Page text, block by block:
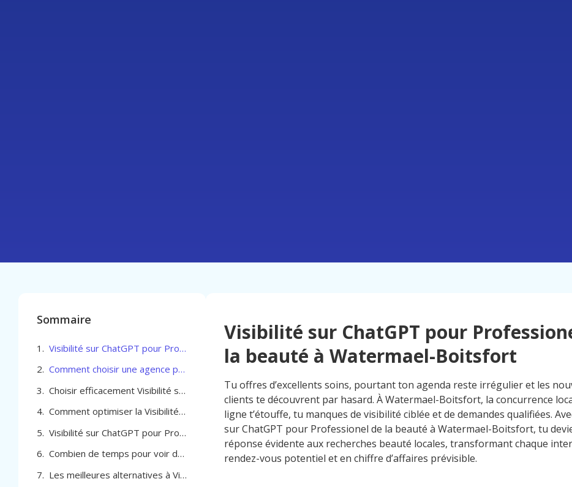
Sommaire
Visibilité sur ChatGPT pour Professionel de la beauté à Watermael-Boitsfort
Comment choisir une agence pour optimiser la Visibilité sur ChatGPT pour Professionel de la beauté à Watermael-Boitsfort
Choisir efficacement Visibilité sur ChatGPT pour Professionel de la beauté à Watermael-Boitsfort
Comment optimiser la Visibilité sur ChatGPT pour Professionel de la beauté à Watermael-Boitsfort
Visibilité sur ChatGPT pour Professionel de la beauté à Watermael-Boitsfort
Combien de temps pour voir des résultats avec Visibilité sur ChatGPT à Watermael-Boitsfort
Les meilleures alternatives à Visibilité sur ChatGPT pour Professionel de la beauté à Watermael-Boitsfort
Visibilité sur ChatGPT pour
la beauté à Watermael-Boitsfort
Tu offres d’excellents soins, pourtant ton agenda reste irrégulier et les
clients te découvrent par hasard. À Watermael-Boitsfort, la concurrence
ligne t’étouffe, tu manques de visibilité ciblée et de demandes qualifiées.
sur ChatGPT pour Professionel de la beauté à Watermael-Boitsfort, tu
réponse évidente aux recherches beauté locales, transformant chaque
rendez-vous potentiel et en chiffre d’affaires prévisible.